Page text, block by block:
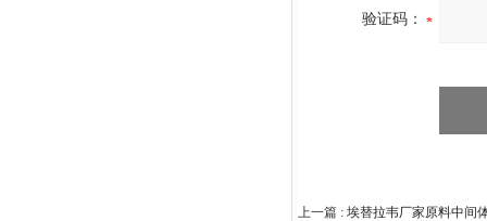
验证码：
上一篇 : 埃替拉韦厂家原料中间